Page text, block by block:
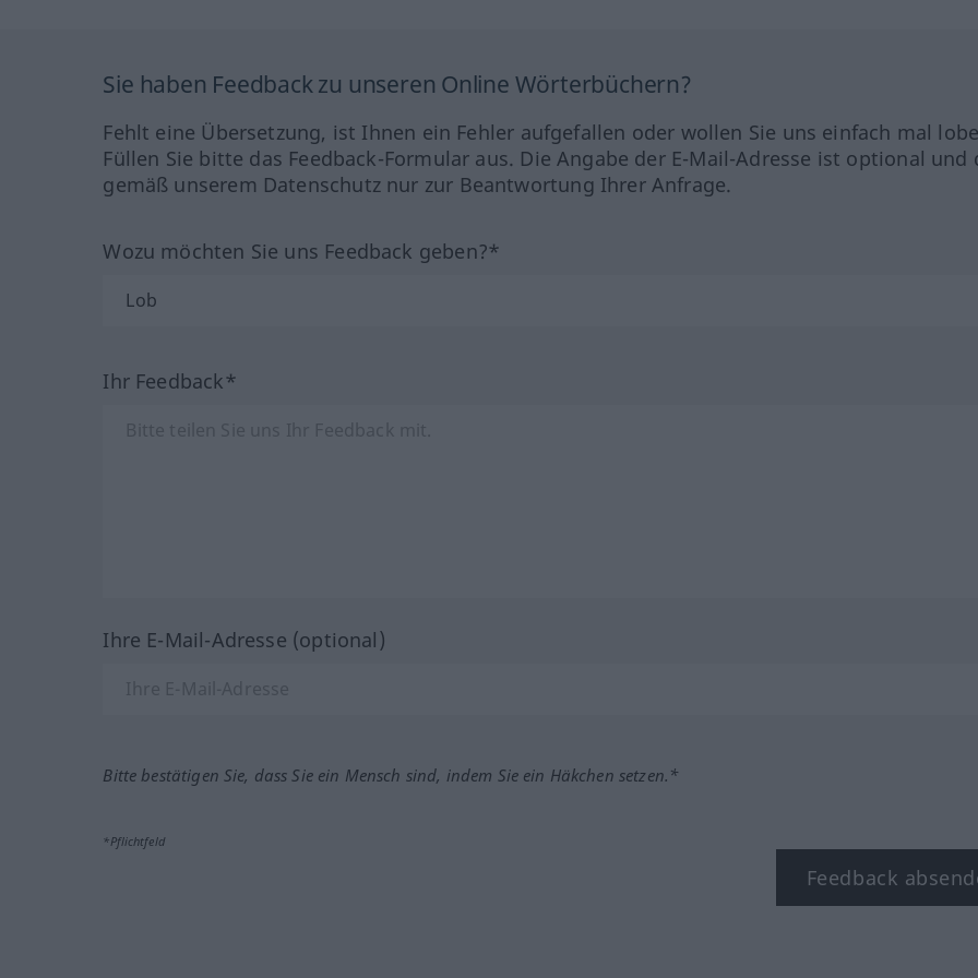
Sie haben Feedback zu unseren Online Wörterbüchern?
Fehlt eine Übersetzung, ist Ihnen ein Fehler aufgefallen oder wollen Sie uns einfach mal
Füllen Sie bitte das Feedback-Formular aus. Die Angabe der E-Mail-Adresse ist optional und
gemäß unserem Datenschutz nur zur Beantwortung Ihrer Anfrage.
Wozu möchten Sie uns Feedback geben?*
Ihr Feedback*
Ihre E-Mail-Adresse (optional)
Bitte bestätigen Sie, dass Sie ein Mensch sind, indem Sie ein Häkchen setzen.*
*Pflichtfeld
Feedback